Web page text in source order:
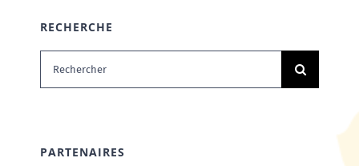
RECHERCHE
Rechercher:
PARTENAIRES